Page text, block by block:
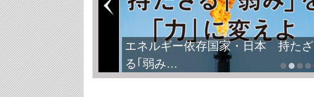
エネルギー依存国家・日本 持たざ
る｢弱み…